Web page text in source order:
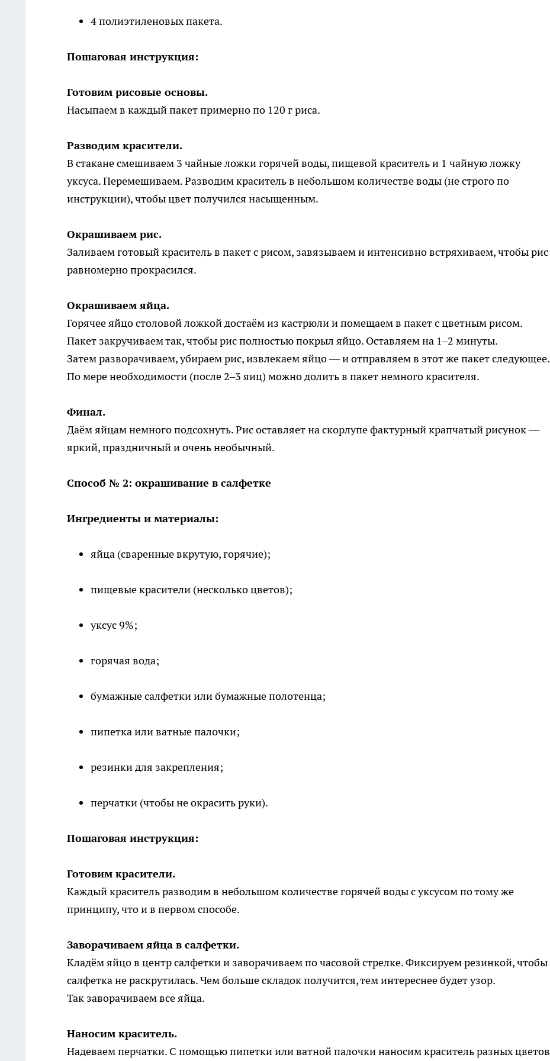
4 полиэтиленовых пакета.
Пошаговая инструкция:
Готовим рисовые основы.
Насыпаем в каждый пакет примерно по 120 г риса.
Разводим красители.
В стакане смешиваем 3 чайные ложки горячей воды, пищевой краситель и 1 чайную ложку
уксуса. Перемешиваем. Разводим краситель в небольшом количестве воды (не строго по
инструкции), чтобы цвет получился насыщенным.
Окрашиваем рис.
Заливаем готовый краситель в пакет с рисом, завязываем и интенсивно встряхиваем, чтобы рис
равномерно прокрасился.
Окрашиваем яйца.
Горячее яйцо столовой ложкой достаём из кастрюли и помещаем в пакет с цветным рисом.
Пакет закручиваем так, чтобы рис полностью покрыл яйцо. Оставляем на 1–2 минуты.
Затем разворачиваем, убираем рис, извлекаем яйцо — и отправляем в этот же пакет следующее.
По мере необходимости (после 2–3 яиц) можно долить в пакет немного красителя.
Финал.
Даём яйцам немного подсохнуть. Рис оставляет на скорлупе фактурный крапчатый рисунок —
яркий, праздничный и очень необычный.
Способ № 2: окрашивание в салфетке
Ингредиенты и материалы:
яйца (сваренные вкрутую, горячие);
пищевые красители (несколько цветов);
уксус 9%;
горячая вода;
бумажные салфетки или бумажные полотенца;
пипетка или ватные палочки;
резинки для закрепления;
перчатки (чтобы не окрасить руки).
Пошаговая инструкция:
Готовим красители.
Каждый краситель разводим в небольшом количестве горячей воды с уксусом по тому же
принципу, что и в первом способе.
Заворачиваем яйца в салфетки.
Кладём яйцо в центр салфетки и заворачиваем по часовой стрелке. Фиксируем резинкой, чтобы
салфетка не раскрутилась. Чем больше складок получится, тем интереснее будет узор.
Так заворачиваем все яйца.
Наносим краситель.
Надеваем перчатки. С помощью пипетки или ватной палочки наносим краситель разных цветов